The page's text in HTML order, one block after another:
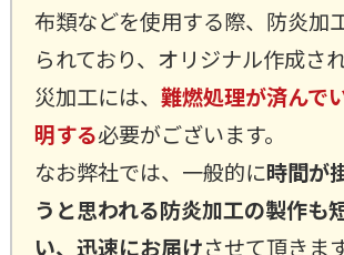
布類などを使用する際、防炎加
られており、オリジナル作成さ
災加工には、難燃処理が済んで
明する必要がございます。
なお弊社では、一般的に時間が
うと思われる防炎加工の製作も
い、迅速にお届けさせて頂きます